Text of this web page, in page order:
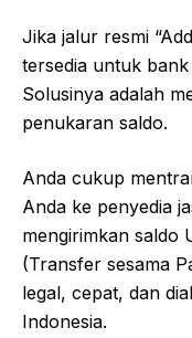
Jika jalur resmi
tersedia untuk
Solusinya adalah
penukaran saldo.
Anda cukup
Anda ke penyedia
mengirimkan saldo
(Transfer sesama
legal, cepat, dan
Indonesia.